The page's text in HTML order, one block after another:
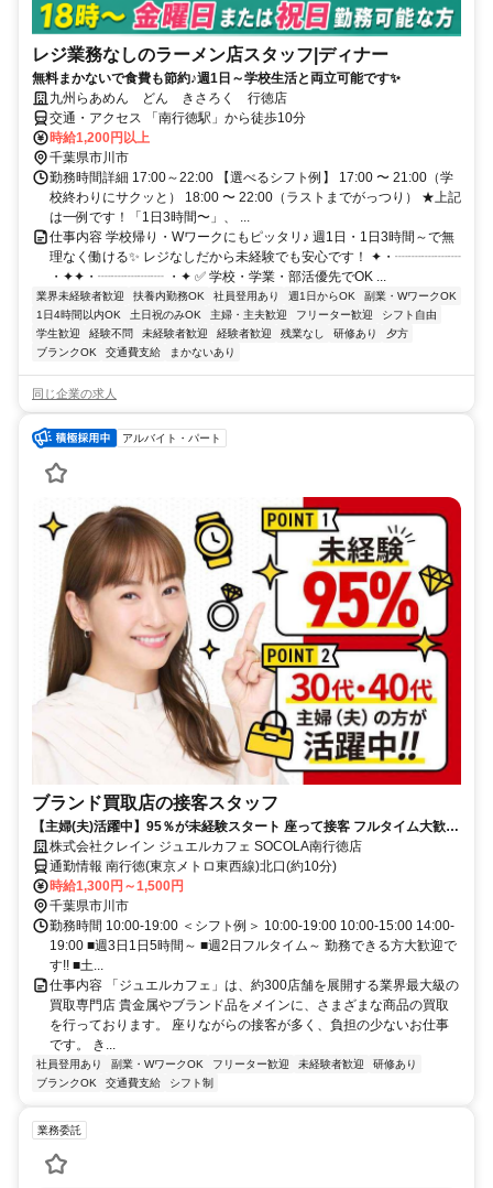
レジ業務なしのラーメン店スタッフ|ディナー
無料まかないで食費も節約♪週1日～学校生活と両立可能です✨
九州らあめん どん きさろく 行徳店
交通・アクセス 「南行徳駅」から徒歩10分
時給1,200円以上
千葉県市川市
勤務時間詳細 17:00～22:00 【選べるシフト例】 17:00 〜 21:00（学
校終わりにサクッと） 18:00 〜 22:00（ラストまでがっつり） ★上記
は一例です！「1日3時間〜」、 ...
仕事内容 学校帰り・Wワークにもピッタリ♪ 週1日・1日3時間～で無
理なく働ける✨ レジなしだから未経験でも安心です！ ✦・┈┈┈┈┈
・✦✦・┈┈┈┈┈ ・✦ ✅ 学校・学業・部活優先でOK ...
業界未経験者歓迎 扶養内勤務OK 社員登用あり 週1日からOK
副業・WワークOK
1日4時間以内OK
土日祝のみOK 主婦・主夫歓迎 フリーター歓迎
シフト自由
学生歓迎
経験不問 未経験者歓迎 経験者歓迎 残業なし 研修あり
夕方
ブランクOK
交通費支給 まかないあり
同じ企業の求人
アルバイト・パート
ブランド買取店の接客スタッフ
【主婦(夫)活躍中】95％が未経験スタート 座って接客 フルタイム大歓迎
データ入力あり
株式会社クレイン ジュエルカフェ SOCOLA南行徳店
通勤情報 南行徳(東京メトロ東西線)北口(約10分)
時給1,300円～1,500円
千葉県市川市
勤務時間 10:00-19:00 ＜シフト例＞ 10:00-19:00 10:00-15:00 14:00-
19:00 ■週3日1日5時間～ ■週2日フルタイム～ 勤務できる方大歓迎で
す!! ■土...
仕事内容 「ジュエルカフェ」は、約300店舗を展開する業界最大級の
買取専門店 貴金属やブランド品をメインに、さまざまな商品の買取
を行っております。 座りながらの接客が多く、負担の少ないお仕事
です。 き...
社員登用あり 副業・WワークOK フリーター歓迎 未経験者歓迎
研修あり
ブランクOK
交通費支給 シフト制
業務委託